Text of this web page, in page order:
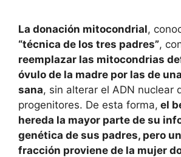
La donación mitocondrial,
“técnica de los tres padres”,
reemplazar las mitocondrias
óvulo de la madre por las de
sana, sin alterar el ADN nuclear
progenitores. De esta forma, el
hereda la mayor parte de su
genética de sus padres, pero
fracción proviene de la mujer